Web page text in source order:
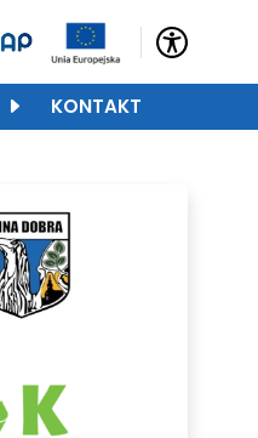
KONTAKT